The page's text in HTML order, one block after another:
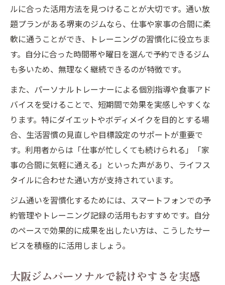
ルに合った活用方法を見つけることが大切です。通い放
題プランがある堺東のジムなら、仕事や家事の合間に柔
軟に通うことができ、トレーニングの習慣化に役立ちま
す。自分に合った時間帯や曜日を選んで予約できるジム
も多いため、無理なく継続できるのが特徴です。
また、パーソナルトレーナーによる個別指導や食事アド
バイスを受けることで、短期間で効果を実感しやすくな
ります。特にダイエットやボディメイクを目的とする場
合、生活習慣の見直しや目標設定のサポートが重要で
す。利用者からは「仕事が忙しくても続けられる」「家
事の合間に気軽に通える」といった声があり、ライフス
タイルに合わせた通い方が支持されています。
ジム通いを習慣化するためには、スマートフォンでの予
約管理やトレーニング記録の活用もおすすめです。自分
のペースで効果的に成果を出したい方は、こうしたサー
ビスを積極的に活用しましょう。
大阪ジムパーソナルで続けやすさを実感